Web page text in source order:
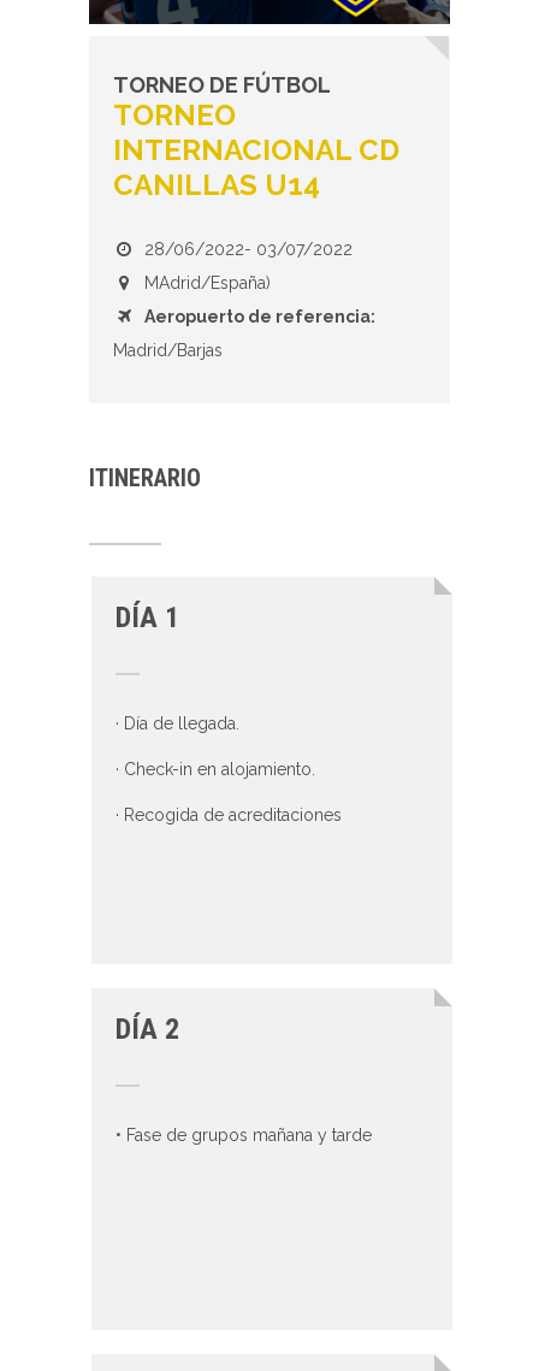
TORNEO DE FÚTBOL
TORNEO
INTERNACIONAL CD
CANILLAS U14
28/06/2022- 03/07/2022
MAdrid/España)
Aeropuerto de referencia:
Madrid/Barjas
ITINERARIO
DÍA 1
· Día de llegada.
· Check-in en alojamiento.
· Recogida de acreditaciones
DÍA 2
• Fase de grupos mañana y tarde